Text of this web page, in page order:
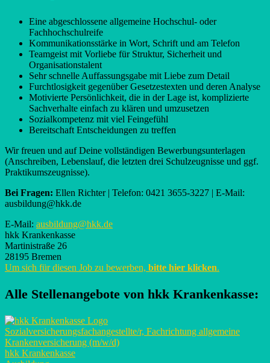
Eine abgeschlossene allgemeine Hochschul- oder
Fachhochschulreife
Kommunikationsstärke in Wort, Schrift und am Telefon
Teamgeist mit Vorliebe für Struktur, Sicherheit und
Organisationstalent
Sehr schnelle Auffassungsgabe mit Liebe zum Detail
Furchtlosigkeit gegenüber Gesetzestexten und deren Analyse
Motivierte Persönlichkeit, die in der Lage ist, komplizierte
Sachverhalte einfach zu klären und umzusetzen
Sozialkompetenz mit viel Feingefühl
Bereitschaft Entscheidungen zu treffen
Wir freuen und auf Deine vollständigen Bewerbungsunterlagen
(Anschreiben, Lebenslauf, die letzten drei Schulzeugnisse und ggf.
Praktikumszeugnisse).
Bei Fragen: Ellen Richter | Telefon: 0421 3655-3227 | E-Mail:
ausbildung@hkk.de
E-Mail: ausbildung@hkk.de
hkk Krankenkasse
Martinistraße 26
28195 Bremen
Um sich für diesen Job zu bewerben, bitte hier klicken.
Alle Stellenangebote von hkk Krankenkasse:
Sozialversicherungsfachangestellte/r, Fachrichtung allgemeine
Krankenversicherung (m/w/d)
hkk Krankenkasse